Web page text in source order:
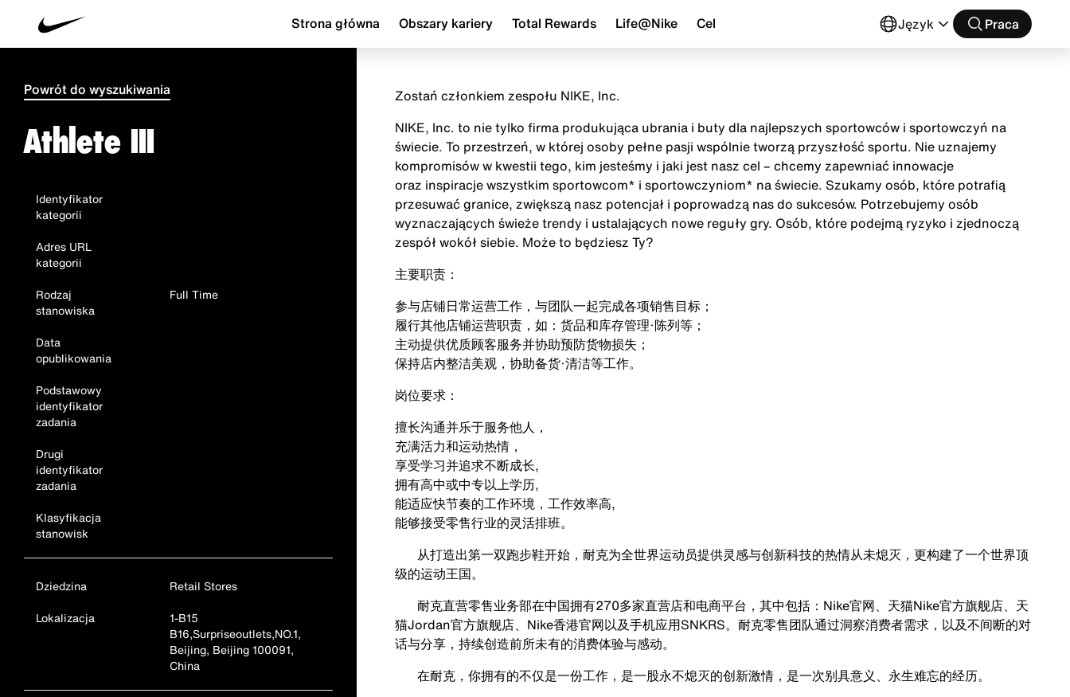
Strona główna Obszary kariery Total Rewards Life@Nike Cel Język Praca
Powrót do wyszukiwania
Athlete III
Identyfikator
kategorii
Adres URL
kategorii
Rodzaj
stanowiska
Full Time
Data
opublikowania
Podstawowy
identyfikator
zadania
Drugi
identyfikator
zadania
Klasyfikacja
stanowisk
Dziedzina
Retail Stores
Lokalizacja
1-B15
B16,Surpriseoutlets,NO.1,
Beijing, Beijing 100091,
China
Zostań członkiem zespołu NIKE, Inc.
NIKE, Inc. to nie tylko firma produkująca ubrania i buty dla najlepszych sportowców i sportowczyń na
świecie. To przestrzeń, w której osoby pełne pasji wspólnie tworzą przyszłość sportu. Nie uznajemy
kompromisów w kwestii tego, kim jesteśmy i jaki jest nasz cel – chcemy zapewniać innowacje
oraz inspiracje wszystkim sportowcom* i sportowczyniom* na świecie. Szukamy osób, które potrafią
przesuwać granice, zwiększą nasz potencjał i poprowadzą nas do sukcesów. Potrzebujemy osób
wyznaczających świeże trendy i ustalających nowe reguły gry. Osób, które podejmą ryzyko i zjednoczą
zespół wokół siebie. Może to będziesz Ty?
主要职责：
参与店铺日常运营工作，与团队一起完成各项销售目标；
履行其他店铺运营职责，如：货品和库存管理·陈列等；
主动提供优质顾客服务并协助预防货物损失；
保持店内整洁美观，协助备货·清洁等工作。
岗位要求：
擅长沟通并乐于服务他人，
充满活力和运动热情，
享受学习并追求不断成长,
拥有高中或中专以上学历,
能适应快节奏的工作环境，工作效率高,
能够接受零售行业的灵活排班。
从打造出第一双跑步鞋开始，耐克为全世界运动员提供灵感与创新科技的热情从未熄灭，更构建了一个世界顶
级的运动王国。
耐克直营零售业务部在中国拥有270多家直营店和电商平台，其中包括：Nike官网、天猫Nike官方旗舰店、天
猫Jordan官方旗舰店、Nike香港官网以及手机应用SNKRS。耐克零售团队通过洞察消费者需求，以及不间断的对
话与分享，持续创造前所未有的消费体验与感动。
在耐克，你拥有的不仅是一份工作，是一股永不熄灭的创新激情，是一次别具意义、永生难忘的经历。